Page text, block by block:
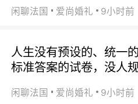
闲聊法国 爱尚婚礼 9小时前
人生没有预设的、统一
标准答案的试卷，没人
闲聊法国 爱尚婚礼 9小时前